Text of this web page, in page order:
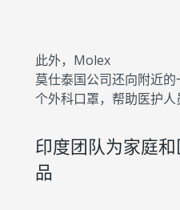
此外，Molex
莫仕泰国公司还向附近
个外科口罩，帮助医护人
印度团队为家庭
品